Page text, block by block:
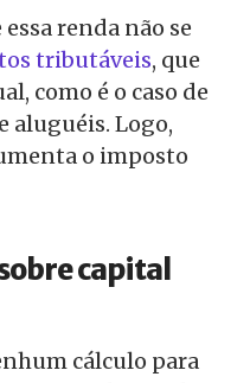
renda não se
tributáveis, que
como é o caso de
aluguéis. Logo,
o imposto
capital
cálculo para